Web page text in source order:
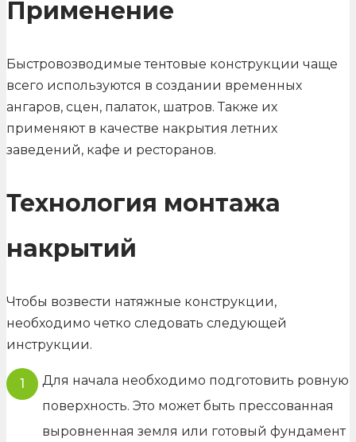
Применение
Быстровозводимые тентовые конструкции чаще
всего используются в создании временных
ангаров, сцен, палаток, шатров. Также их
применяют в качестве накрытия летних
заведений, кафе и ресторанов.
Технология монтажа
накрытий
Чтобы возвести натяжные конструкции,
необходимо четко следовать следующей
инструкции.
Для начала необходимо подготовить ровную
поверхность. Это может быть прессованная
выровненная земля или готовый фундамент